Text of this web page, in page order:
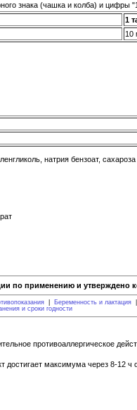
знака (чашка и колба) и цифры
1
10
натрия бензоат,
по применению и утверждено
Беременность и лактация
и сроки годности
противоаллергическое
максимума через 8-12 ч